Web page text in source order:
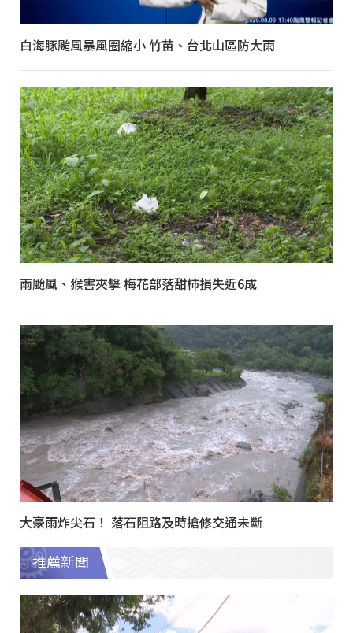
白海豚颱風暴風圈縮小 竹苗、台北山區防大雨
兩颱風、猴害夾擊 梅花部落甜柿損失近6成
大豪雨炸尖石！ 落石阻路及時搶修交通未斷
推薦新聞